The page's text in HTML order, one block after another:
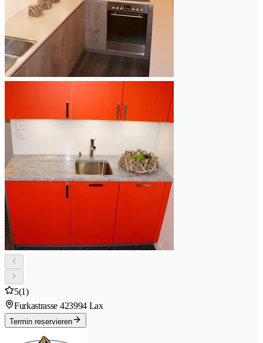
5(1)
Furkastrasse 423994 Lax
Termin reservieren